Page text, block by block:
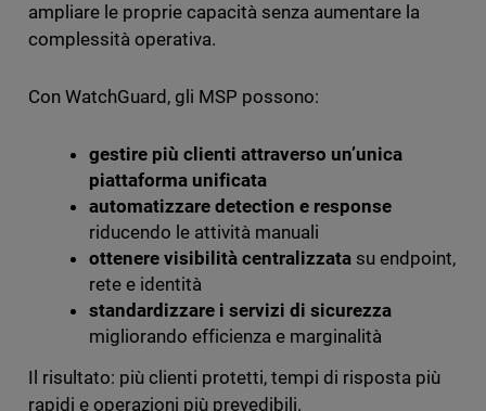
ampliare le proprie capacità senza aumentare la
complessità operativa.
Con WatchGuard, gli MSP possono:
gestire più clienti attraverso un’unica
piattaforma unificata
automatizzare detection e response
riducendo le attività manuali
ottenere visibilità centralizzata su endpoint,
rete e identità
standardizzare i servizi di sicurezza
migliorando efficienza e marginalità
Il risultato: più clienti protetti, tempi di risposta più
rapidi e operazioni più prevedibili.